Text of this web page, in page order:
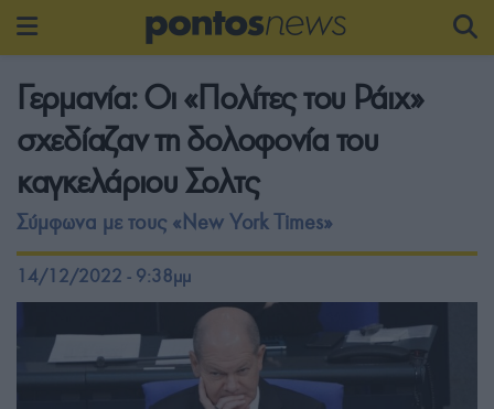
Γερμανία: Οι «Πολίτες του Ράιχ»
σχεδίαζαν τη δολοφονία του
καγκελάριου Σολτς
Σύμφωνα με τους «Νew York Times»
14/12/2022 - 9:38μμ